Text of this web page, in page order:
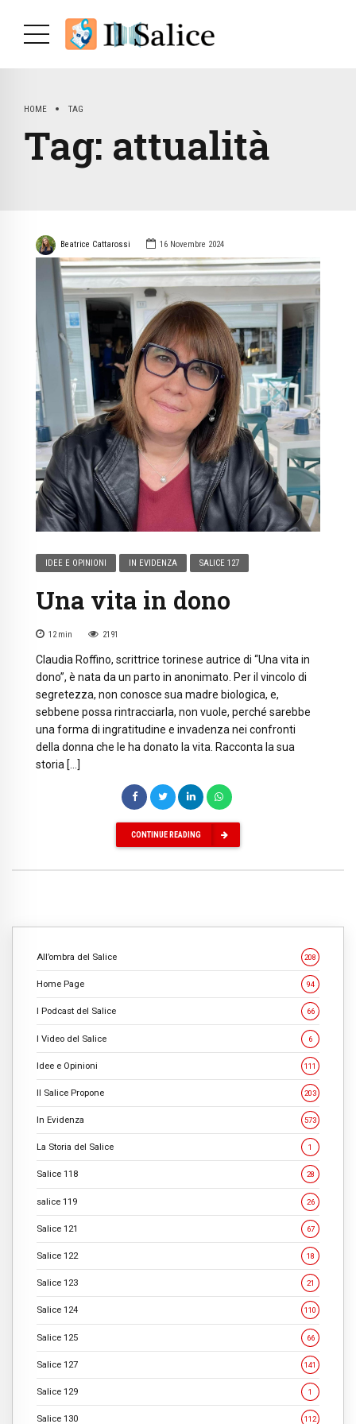
HOME TAG
Tag: attualità
Beatrice Cattarossi 16 Novembre 2024
IDEE E OPINIONI IN EVIDENZA SALICE 127
Una vita in dono
12 min 2191
Claudia Roffino, scrittrice torinese autrice di “Una vita in
dono”, è nata da un parto in anonimato. Per il vincolo di
segretezza, non conosce sua madre biologica, e,
sebbene possa rintracciarla, non vuole, perché sarebbe
una forma di ingratitudine e invadenza nei confronti
della donna che le ha donato la vita. Racconta la sua
storia […]
CONTINUE READING
All’ombra del Salice 208
Home Page 94
I Podcast del Salice 66
I Video del Salice 6
Idee e Opinioni 111
Il Salice Propone 203
In Evidenza 573
La Storia del Salice 1
Salice 118 28
salice 119 26
Salice 121 67
Salice 122 18
Salice 123 21
Salice 124 110
Salice 125 66
Salice 127 141
Salice 129 1
Salice 130 112